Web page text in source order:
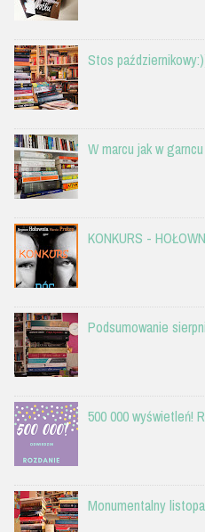
Stos
W marcu jak w
KONKURS -
Podsumowanie
500 000 wyświetleń!
Monumentalny